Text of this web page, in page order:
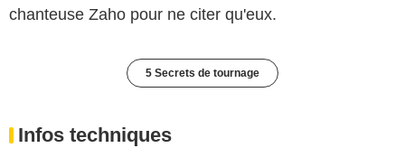
chanteuse Zaho pour ne citer qu'eux.
5 Secrets de tournage
Infos techniques